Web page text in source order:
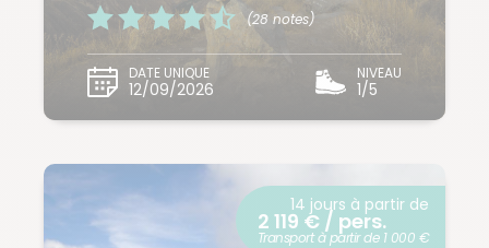
(28 notes)
DATE UNIQUE
12/09/2026
NIVEAU
1/5
14 jours à partir de
2 119 € / pers.
Transport à partir de 1 000 €